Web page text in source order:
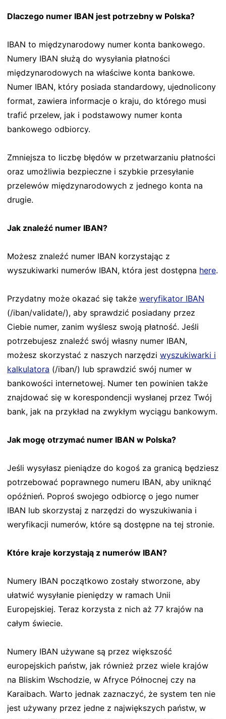
Dlaczego numer IBAN jest potrzebny w Polska?
IBAN to międzynarodowy numer konta bankowego.
Numery IBAN służą do wysyłania płatności
międzynarodowych na właściwe konta bankowe.
Numer IBAN, który posiada standardowy, ujednolicony
format, zawiera informacje o kraju, do którego musi
trafić przelew, jak i podstawowy numer konta
bankowego odbiorcy.
Zmniejsza to liczbę błędów w przetwarzaniu płatności
oraz umożliwia bezpieczne i szybkie przesyłanie
przelewów międzynarodowych z jednego konta na
drugie.
Jak znaleźć numer IBAN?
Możesz znaleźć numer IBAN korzystając z
wyszukiwarki numerów IBAN, która jest dostępna here.
Przydatny może okazać się także weryfikator IBAN
(/iban/validate/), aby sprawdzić posiadany przez
Ciebie numer, zanim wyślesz swoją płatność. Jeśli
potrzebujesz znaleźć swój własny numer IBAN,
możesz skorzystać z naszych narzędzi wyszukiwarki i
kalkulatora (/iban/) lub sprawdzić swój numer w
bankowości internetowej. Numer ten powinien także
znajdować się w korespondencji wysłanej przez Twój
bank, jak na przykład na zwykłym wyciągu bankowym.
Jak mogę otrzymać numer IBAN w Polska?
Jeśli wysyłasz pieniądze do kogoś za granicą będziesz
potrzebować poprawnego numeru IBAN, aby uniknąć
opóźnień. Poproś swojego odbiorcę o jego numer
IBAN lub skorzystaj z narzędzi do wyszukiwania i
weryfikacji numerów, które są dostępne na tej stronie.
Które kraje korzystają z numerów IBAN?
Numery IBAN początkowo zostały stworzone, aby
ułatwić wysyłanie pieniędzy w ramach Unii
Europejskiej. Teraz korzysta z nich aż 77 krajów na
całym świecie.
Numery IBAN używane są przez większość
europejskich państw, jak również przez wiele krajów
na Bliskim Wschodzie, w Afryce Północnej czy na
Karaibach. Warto jednak zaznaczyć, że system ten nie
jest używany przez jedne z największych państw, w